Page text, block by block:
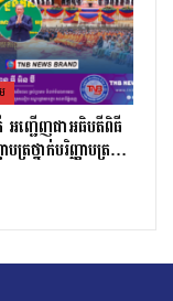
អញ្ជើញជាអធិបតីពិធី
ត្រថ្នាក់បរិញ្ញាបត្រ…